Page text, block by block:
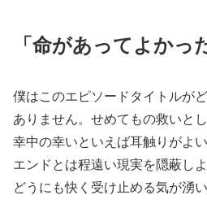
「命があってよかっ
僕はこのエピソードタイトルが
ありません。せめてもの救いと
幸中の幸いといえば耳触りがよ
エンドとは程遠い現実を隠蔽し
どうにも快く受け止める気が湧い